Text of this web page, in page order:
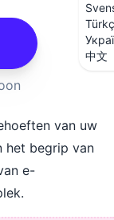
中文
van uw
het begrip van
e-